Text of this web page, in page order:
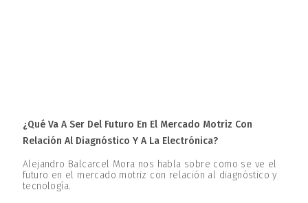
¿Qué Va A Ser Del Futuro En El Mercado Motriz Con
Relación Al Diagnóstico Y A La Electrónica?
Alejandro Balcarcel Mora nos habla sobre como se ve el
futuro en el mercado motriz con relación al diagnóstico y
tecnología.